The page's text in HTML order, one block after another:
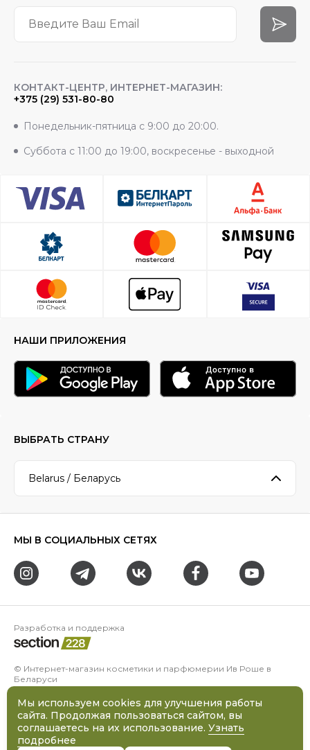
КОНТАКТ-ЦЕНТР, ИНТЕРНЕТ-МАГАЗИН:
+375 (29) 531-80-80
Понедельник-пятница с 9:00 до 20:00.
Суббота с 11:00 до 19:00, воскресенье - выходной
НАШИ ПРИЛОЖЕНИЯ
ВЫБРАТЬ СТРАНУ
Belarus / Беларусь
МЫ В СОЦИАЛЬНЫХ СЕТЯХ
© Интернет-магазин косметики и парфюмерии Ив Роше в
Беларуси
ООО «Даная» УНП 100228069
Адрес:220005,Республика Беларусь,Минск,проспект
Независимости, д. 48, к. 4 (2 этаж)
Свидетельство о государственной регистрации № 417 от
04.04.2001 г. выдано Минским горисполкомом
Регистрационный номер в торговом реестре: 294984 от
Разработка и поддержка
Мы используем cookies для улучшения работы
сайта. Продолжая пользоваться сайтом, вы
соглашаетесь на их использование. Узнать
подробнее